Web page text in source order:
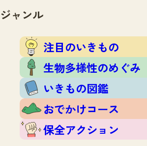
注目のいきもの
生物多様性のめぐみ
いきもの図鑑
おでかけコース
保全アクション
イベント
いきもの調査隊
調査レポート
調査レポートTOP
調査結果
ふくおかいきものマップ
マッチング
マッチングTOP
掲載申し込みフォーム
お問合せ
ジャンル
注目のいきもの
生物多様性のめぐみ
いきもの図鑑
おでかけコース
保全アクション